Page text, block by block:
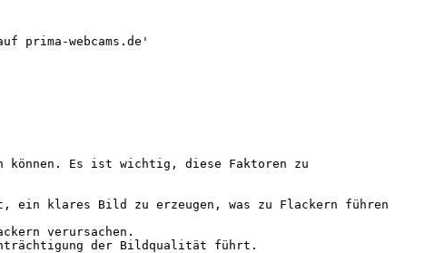
prima-webcams.de'
können. Es ist wichtig, diese Faktoren zu
ein klares Bild zu erzeugen, was zu Flackern führen
verursachen.
der Bildqualität führt.